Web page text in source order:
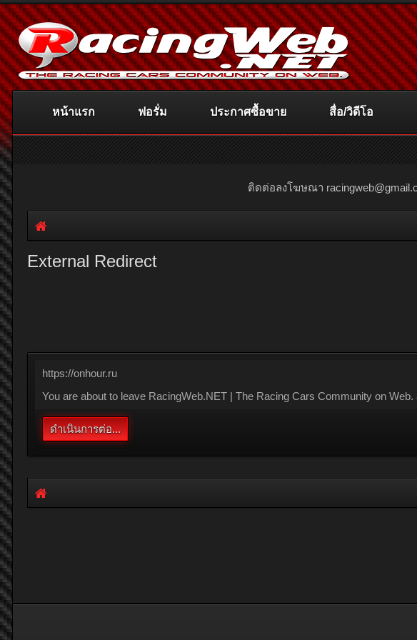
ติดต่อลงโฆษณา
External Redirect
https://onhour.ru
You are about to leave RacingWeb.NET | The Racing Cars Community on
ดำเนินการต่อ...
หน้าแรก ฟอรั่ม ประกาศซื้อขาย สื่อ/วิดีโอ